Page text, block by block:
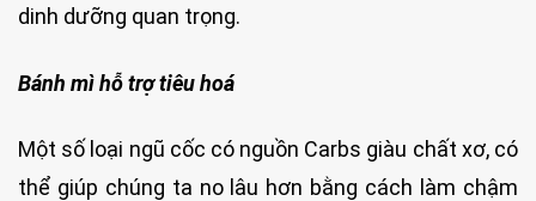
dinh dưỡng quan trọng.
Bánh mì hỗ trợ tiêu hoá
Một số loại ngũ cốc có nguồn Carbs giàu chất xơ, có
thể giúp chúng ta no lâu hơn bằng cách làm chậm